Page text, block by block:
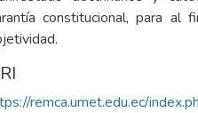
constitucional, para al
remca.umet.edu.ec/